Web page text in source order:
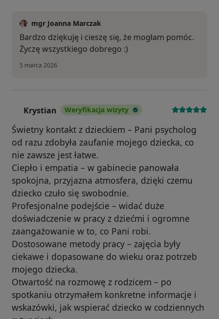
mgr Joanna Marczak
Bardzo dziękuję i cieszę się, że mogłam pomóc.
Życzę wszystkiego dobrego :)
5 marca 2026
Krystian Weryfikacja wizyty
Świetny kontakt z dzieckiem – Pani psycholog
od razu zdobyła zaufanie mojego dziecka, co
nie zawsze jest łatwe.
Ciepło i empatia – w gabinecie panowała
spokojna, przyjazna atmosfera, dzięki czemu
dziecko czuło się swobodnie.
Profesjonalne podejście – widać duże
doświadczenie w pracy z dziećmi i ogromne
zaangażowanie w to, co Pani robi.
Dostosowane metody pracy – zajęcia były
ciekawe i dopasowane do wieku oraz potrzeb
mojego dziecka.
Otwartość na rozmowę z rodzicem – po
spotkaniu otrzymałem konkretne informacje i
wskazówki, jak wspierać dziecko w codziennych